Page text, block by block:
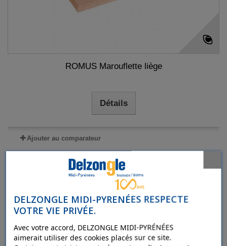
ROMUS Marouflette liège
Détails
Ajouter au comparateur
DELZONGLE MIDI-PYRENÉES RESPECTE
VOTRE VIE PRIVÉE.
Avec votre accord, DELZONGLE MIDI-PYRÉNÉES
aimerait utiliser des cookies placés sur ce site.